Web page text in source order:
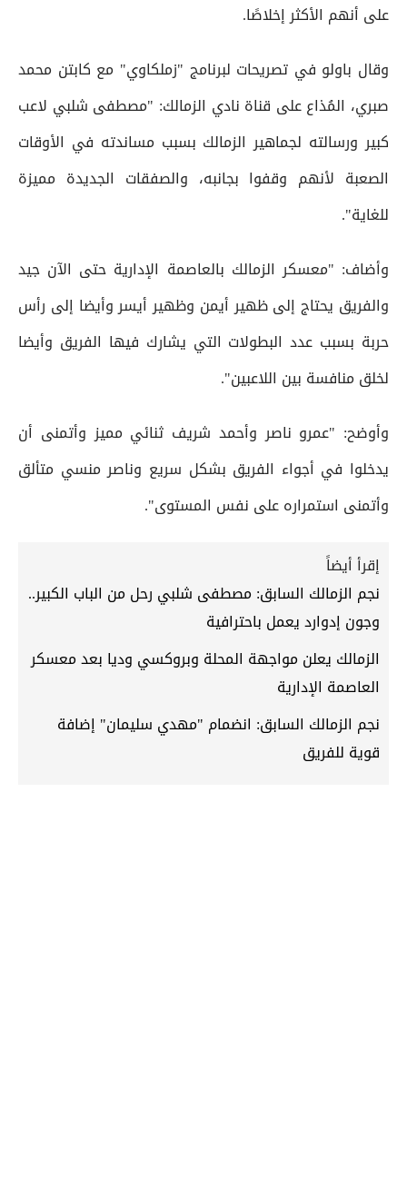
على أنهم الأكثر إخلاصًا.
وقال باولو في تصريحات لبرنامج "زملكاوي" مع كابتن محمد
صبري، المُذاع على قناة نادي الزمالك: "مصطفى شلبي لاعب
كبير ورسالته لجماهير الزمالك بسبب مساندته في الأوقات
الصعبة لأنهم وقفوا بجانبه، والصفقات الجديدة مميزة
للغاية".
وأضاف: "معسكر الزمالك بالعاصمة الإدارية حتى الآن جيد
والفريق يحتاج إلى ظهير أيمن وظهير أيسر وأيضا إلى رأس
حربة بسبب عدد البطولات التي يشارك فيها الفريق وأيضا
لخلق منافسة بين اللاعبين".
وأوضح: "عمرو ناصر وأحمد شريف ثنائي مميز وأتمنى أن
يدخلوا في أجواء الفريق بشكل سريع وناصر منسي متألق
وأتمنى استمراره على نفس المستوى".
إقرأ أيضاً
نجم الزمالك السابق: مصطفى شلبي رحل من الباب الكبير..
وجون إدوارد يعمل باحترافية
الزمالك يعلن مواجهة المحلة وبروكسي وديا بعد معسكر
العاصمة الإدارية
نجم الزمالك السابق: انضمام "مهدي سليمان" إضافة
قوية للفريق